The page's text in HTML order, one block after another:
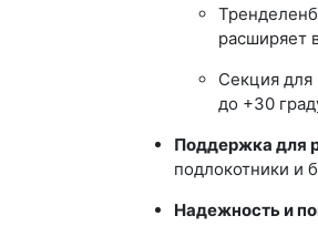
расширяет
Секция для
до +30
Поддержка для
подлокотники и
Надежность и